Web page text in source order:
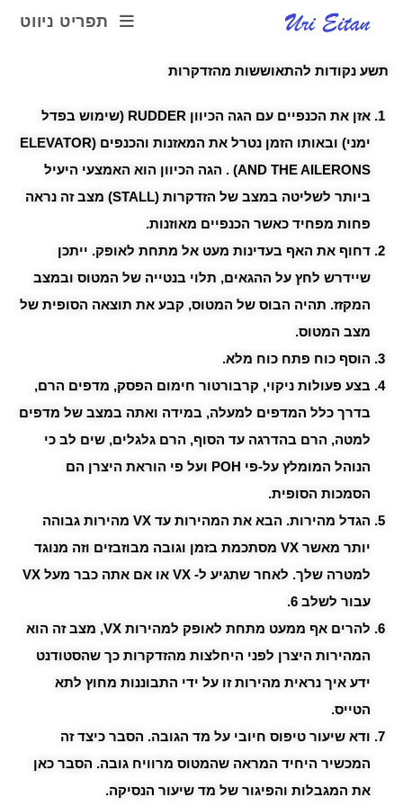
תפריט ניווט
תשע נקודות להתאוששות מהזדקרות
אזן את הכנפיים עם הגה הכיוון RUDDER (שימוש בפדל
ימני) ובאותו הזמן נטרל את המאזנות והכנפים (ELEVATOR
AND THE AILERONS) . הגה הכיוון הוא האמצעי היעיל
ביותר לשליטה במצב של הזדקרות (STALL) מצב זה נראה
פחות מפחיד כאשר הכנפיים מאוזנות.
דחוף את האף בעדינות מעט אל מתחת לאופק. ייתכן
שיידרש לחץ על ההגאים, תלוי בנטייה של המטוס ובמצב
המקזז. תהיה הבוס של המטוס, קבע את תוצאה הסופית של
מצב המטוס.
הוסף כוח פתח כוח מלא.
בצע פעולות ניקוי, קרבורטור חימום הפסק, מדפים הרם,
בדרך כלל המדפים למעלה, במידה ואתה במצב של מדפים
למטה, הרם בהדרגה עד הסוף, הרם גלגלים, שים לב כי
הנוהל המומלץ על-פי POH ועל פי הוראת היצרן הם
הסמכות הסופית.
הגדל מהירות. הבא את המהירות עד VX מהירות גבוהה
יותר מאשר VX מסתכמת בזמן וגובה מבוזבזים וזה מנוגד
למטרה שלך. לאחר שתגיע ל- VX או אם אתה כבר מעל VX
עבור לשלב 6.
להרים אף ממעט מתחת לאופק למהירות VX, מצב זה הוא
המהירות היצרן לפני היחלצות מהזדקרות כך שהסטודנט
ידע איך נראית מהירות זו על ידי התבוננות מחוץ לתא
הטייס.
ודא שיעור טיפוס חיובי על מד הגובה. הסבר כיצד זה
המכשיר היחיד המראה שהמטוס מרוויח גובה. הסבר כאן
את המגבלות והפיגור של מד שיעור הנסיקה.